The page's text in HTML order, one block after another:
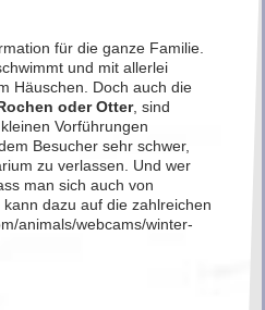
für die ganze Familie.
und mit allerlei
Häuschen. Doch auch die
oder Otter, sind
Vorführungen
Besucher sehr schwer,
zu verlassen. Und wer
man sich auch von
dazu auf die zahlreichen
animals/webcams/winter-